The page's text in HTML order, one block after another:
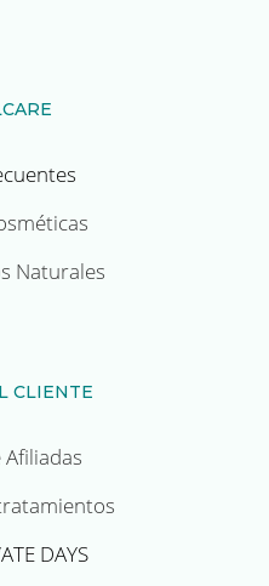
Naturales
CLIENTE
DAYS